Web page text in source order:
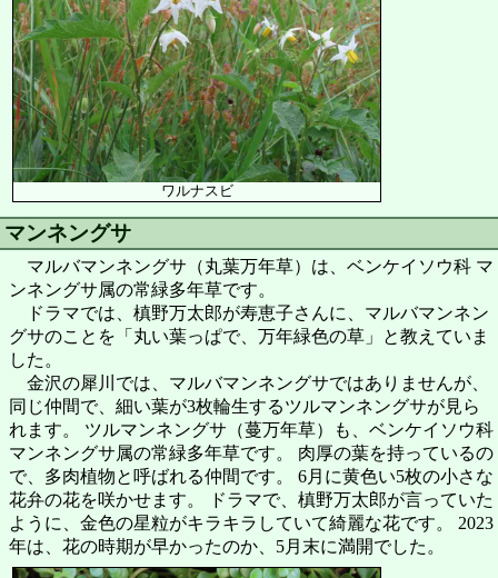
ワルナスビ
マンネングサ
マルバマンネングサ（丸葉万年草）は、ベンケイソウ科 マ
ンネングサ属の常緑多年草です。
ドラマでは、槙野万太郎が寿恵子さんに、マルバマンネン
グサのことを「丸い葉っぱで、万年緑色の草」と教えていま
した。
金沢の犀川では、マルバマンネングサではありませんが、
同じ仲間で、細い葉が3枚輪生するツルマンネングサが見ら
れます。 ツルマンネングサ（蔓万年草）も、ベンケイソウ科
マンネングサ属の常緑多年草です。 肉厚の葉を持っているの
で、多肉植物と呼ばれる仲間です。 6月に黄色い5枚の小さな
花弁の花を咲かせます。 ドラマで、槙野万太郎が言っていた
ように、金色の星粒がキラキラしていて綺麗な花です。 2023
年は、花の時期が早かったのか、5月末に満開でした。